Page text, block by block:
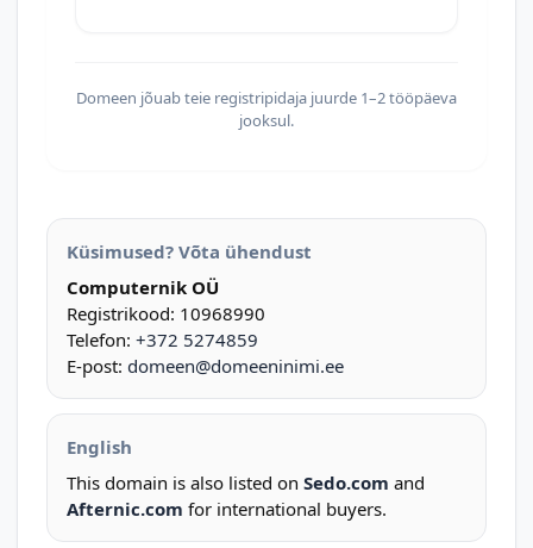
Domeen jõuab teie registripidaja juurde 1–2 tööpäeva
jooksul.
Küsimused? Võta ühendust
Computernik OÜ
Registrikood: 10968990
Telefon: +372 5274859
E-post: domeen@domeeninimi.ee
English
This domain is also listed on Sedo.com and
Afternic.com for international buyers.